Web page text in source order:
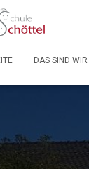
DAS SIND WIR